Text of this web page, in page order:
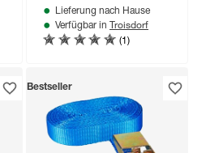
Lieferung nach Hause
Verfügbar in Troisdorf
(1)
Bestseller